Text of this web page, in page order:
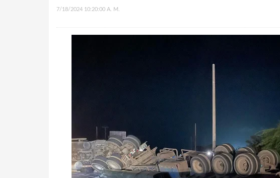
7/18/2024 10:20:00 A. M.